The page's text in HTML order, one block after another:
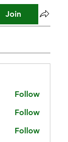
Join
Follow
Follow
Follow